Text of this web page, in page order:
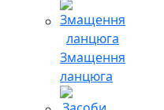
Змащення
ланцюга